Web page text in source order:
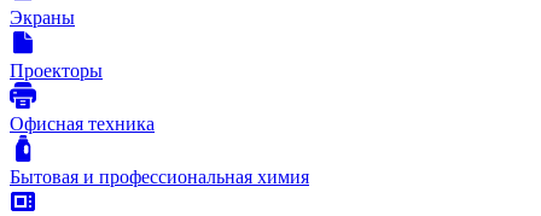
Экраны
Проекторы
Офисная техника
Бытовая и профессиональная химия